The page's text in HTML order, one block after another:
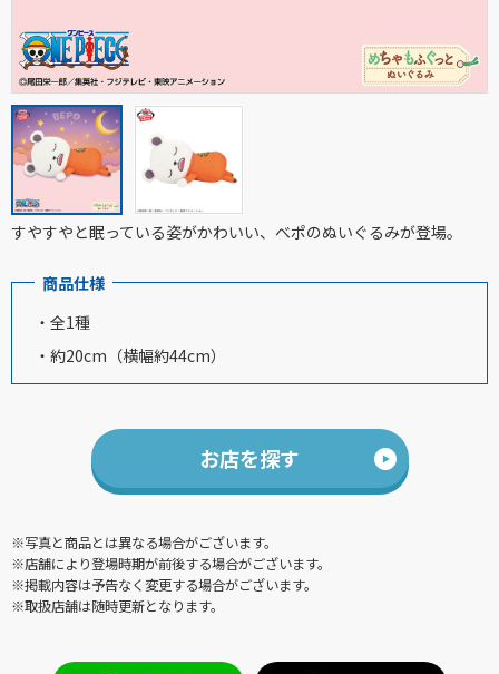
すやすやと眠っている姿がかわいい、べポのぬいぐるみが登場。
商品仕様
・全1種
・約20cm（横幅約44cm）
お店を探す
※写真と商品とは異なる場合がございます。
※店舗により登場時期が前後する場合がございます。
※掲載内容は予告なく変更する場合がございます。
※取扱店舗は随時更新となります。